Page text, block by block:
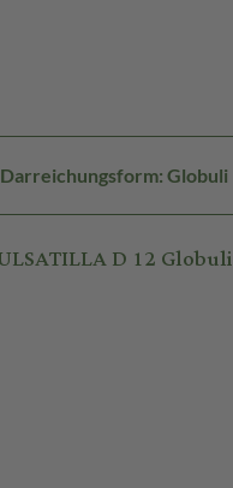
Darreichungsform: Globuli
D 12 Globuli